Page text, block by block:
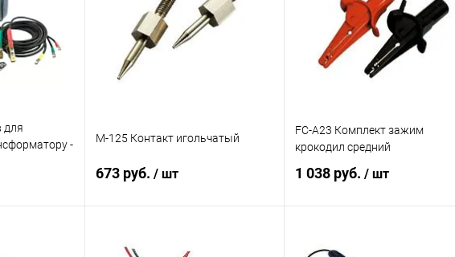
Под заказ В избранное Под заказ В избранное Под заказ
для
-
M-125 Контакт игольчатый
673 руб. / шт
FC-A23 Комплект зажим
крокодил средний
1 038 руб. / шт